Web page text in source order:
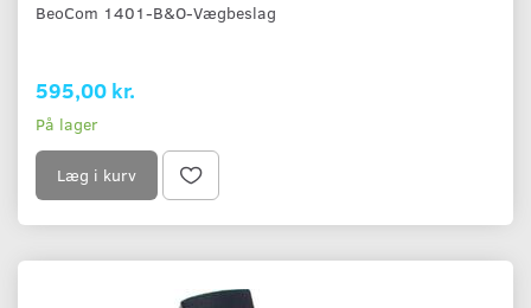
BeoCom 1401-B&O-Vægbeslag
595,00 kr.
På lager
Læg i kurv